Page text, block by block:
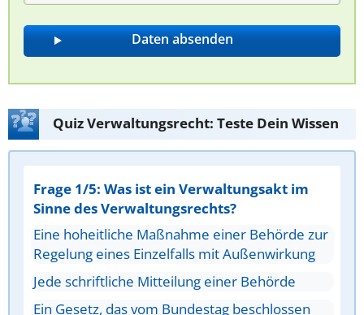
Quiz Verwaltungsrecht: Teste Dein Wissen
Frage 1/5: Was ist ein Verwaltungsakt im
Sinne des Verwaltungsrechts?
Eine hoheitliche Maßnahme einer Behörde zur
Regelung eines Einzelfalls mit Außenwirkung
Jede schriftliche Mitteilung einer Behörde
Ein Gesetz, das vom Bundestag beschlossen